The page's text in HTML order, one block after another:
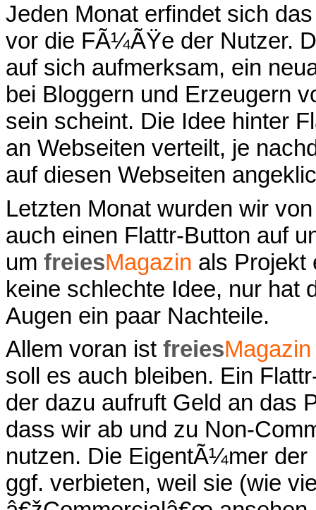
Jeden Monat erfindet sich
vor die FÃ¼ÃŸe der Nutzer.
auf sich aufmerksam, ein
bei Bloggern und Erzeugern
sein scheint. Die Idee hinter
an Webseiten verteilt, je
auf diesen Webseiten
Letzten Monat wurden wir
auch einen Flattr-Button auf
um freiesMagazin als Projekt
keine schlechte Idee, nur hat
Augen ein paar Nachteile.
Allem voran ist freiesMagazin
soll es auch bleiben. Ein
der dazu aufruft Geld an das
dass wir ab und zu Non-
nutzen. Die EigentÃ¼mer
ggf. verbieten, weil sie (wie